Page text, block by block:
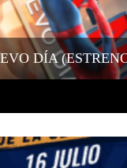
DÍA